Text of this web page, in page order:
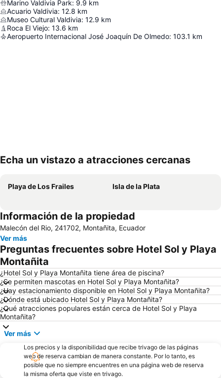
Marino Valdivia Park: 9.9 km
Acuario Valdivia: 12.8 km
Museo Cultural Valdivia: 12.9 km
Roca El Viejo: 13.6 km
Aeropuerto Internacional José Joaquín De Olmedo: 103.1 km
Echa un vistazo a atracciones cercanas
Playa de Los Frailes Isla de la Plata
Información de la propiedad
Malecón del Rio, 241702, Montañita, Ecuador
Ver más
Preguntas frecuentes sobre Hotel Sol y Playa
Montañita
¿Hotel Sol y Playa Montañita tiene área de piscina?
¿Se permiten mascotas en Hotel Sol y Playa Montañita?
¿Hay estacionamiento disponible en Hotel Sol y Playa Montañita?
¿Dónde está ubicado Hotel Sol y Playa Montañita?
¿Qué atracciones populares están cerca de Hotel Sol y Playa
Montañita?
Ver más
Los precios y la disponibilidad que recibe trivago de las páginas
web de reserva cambian de manera constante. Por lo tanto, es
posible que no siempre encuentres en una página web de reserva
la misma oferta que viste en trivago.